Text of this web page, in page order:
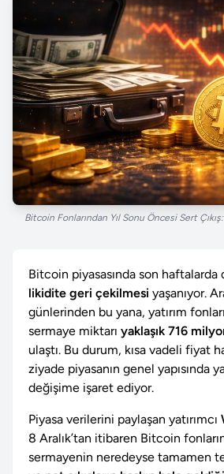
Bitcoin Fonlarından Yıl Sonu Öncesi Sert
Bitcoin piyasasında son
likidite geri çekilmesi yaşanıyor.
günlerinden bu yana, yatırım
sermaye miktarı yaklaşık 716
ulaştı. Bu durum, kısa vadeli fiyat
ziyade piyasanın genel yapısında
değişime işaret ediyor.
Piyasa verilerini paylaşan yatırımcı
8 Aralık’tan itibaren Bitcoin
sermayenin neredeyse tamamen